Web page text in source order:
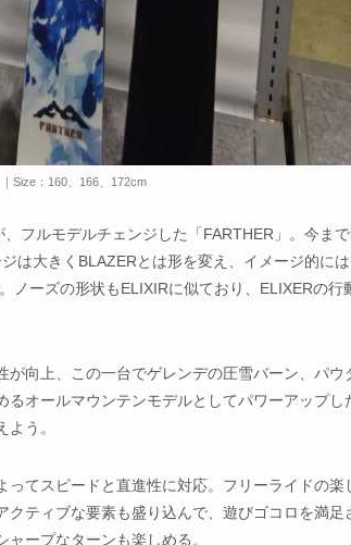
Size：160、166、172cm
フルモデルチェンジした「FARTHER」。今ま
は大きくBLAZERとは形を変え、イメージ的には
ノーズの形状もELIXIRに似ており、ELIXERの行
向上、この一台でゲレンデの圧雪バーン、パウ
オールマウンテンモデルとしてパワーアップし
う。
てスピードと直進性に対応。フリーライドの楽
ティブな要素も盛り込んで、遊びゴコロを満足
ープなターンも楽しめる。